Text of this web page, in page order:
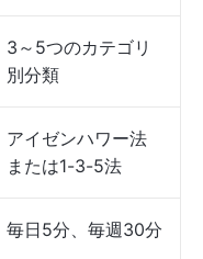
3～5つのカテゴリ
別分類
アイゼンハワー法
または1-3-5法
毎日5分、毎週30分